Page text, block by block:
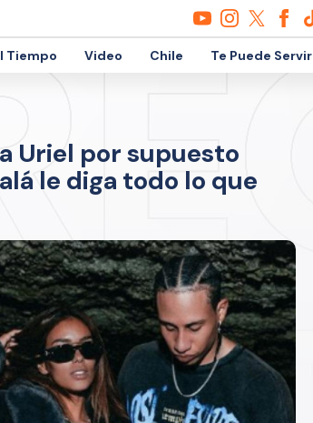
Tiempo Video Chile Te Puede Servir
Uriel por supuesto
le diga todo lo que